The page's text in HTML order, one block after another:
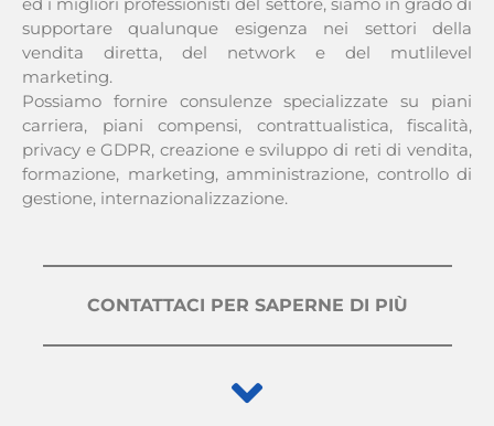
supportare qualunque esigenza nei settori della
vendita diretta, del network e del mutlilevel
marketing.
Possiamo fornire consulenze specializzate su piani
carriera, piani compensi, contrattualistica, fiscalità,
privacy e GDPR, creazione e sviluppo di reti di vendita,
formazione, marketing, amministrazione, controllo di
gestione, internazionalizzazione.
CONTATTACI PER SAPERNE DI PIÙ